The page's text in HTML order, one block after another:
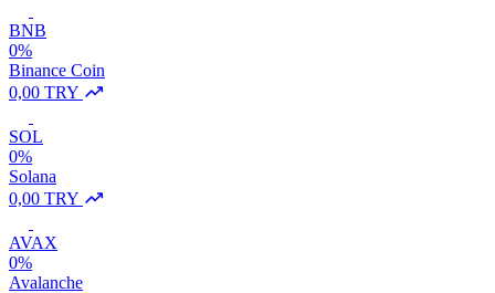
BNB
0%
Binance Coin
0,00 TRY
SOL
0%
Solana
0,00 TRY
AVAX
0%
Avalanche